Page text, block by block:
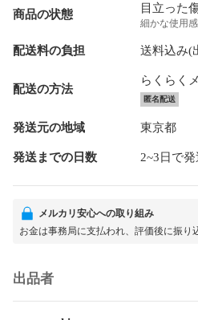
商品の状態 目立った
細かな使用
配送料の負担 送料込み(
配送の方法
らくらく
匿名配送
発送元の地域 東京都
発送までの日数 2~3日で発
メルカリ安心への取り組み
お金は事務局に支払われ、評価後に振り
出品者